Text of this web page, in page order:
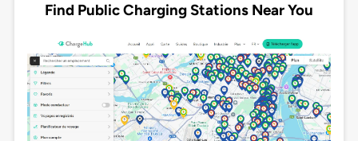
Find Public Charging Stations Near You